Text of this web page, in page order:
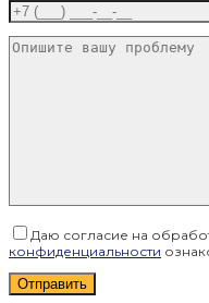
Даю согласие на
конфиденциальности